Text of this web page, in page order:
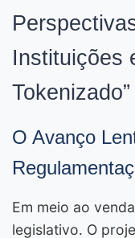
Instituições
Tokenizado”
O Avanço
Em meio ao
legislativo. O